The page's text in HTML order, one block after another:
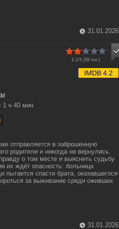
31.01.2026
2.1/5 (58 гол.)
1 ч 40 мин
IMDB 4.2
отправляется в заброшенную
родители и никогда не вернулись.
о том месте и выяснить судьбу
их ждёт опасность: больница
пытается спасти брата, оказавшегося
за выживание среди оживших
31.01.2026